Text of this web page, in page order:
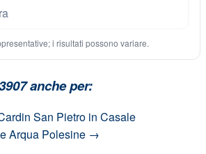
i risultati possono variare.
anche per:
San Pietro in Casale
Arqua Polesine →